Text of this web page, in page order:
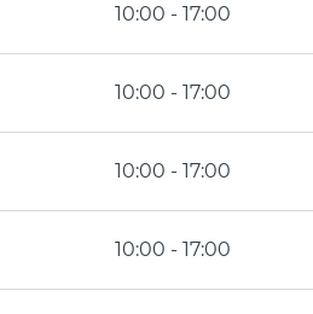
10:00 - 17:00
10:00 - 17:00
10:00 - 17:00
10:00 - 17:00